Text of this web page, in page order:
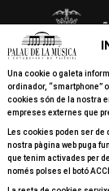
Una cookie o galeta
ordinador, “smartphone”
cookies són de la nostra
empreses externes que
Les cookies poden ser
nostra pàgina web puga
que tenim activades per
només polses el botó